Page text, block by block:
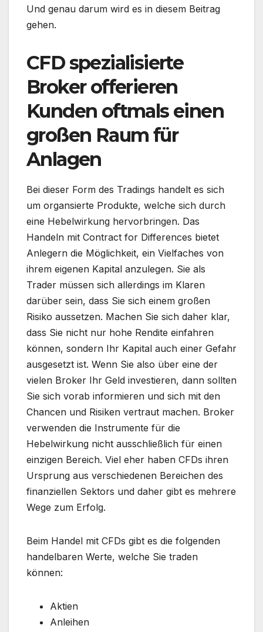
Und genau darum wird es in diesem Beitrag
gehen.
CFD spezialisierte
Broker offerieren
Kunden oftmals einen
großen Raum für
Anlagen
Bei dieser Form des Tradings handelt es sich
um organsierte Produkte, welche sich durch
eine Hebelwirkung hervorbringen. Das
Handeln mit Contract for Differences bietet
Anlegern die Möglichkeit, ein Vielfaches von
ihrem eigenen Kapital anzulegen. Sie als
Trader müssen sich allerdings im Klaren
darüber sein, dass Sie sich einem großen
Risiko aussetzen. Machen Sie sich daher klar,
dass Sie nicht nur hohe Rendite einfahren
können, sondern Ihr Kapital auch einer Gefahr
ausgesetzt ist. Wenn Sie also über eine der
vielen Broker Ihr Geld investieren, dann sollten
Sie sich vorab informieren und sich mit den
Chancen und Risiken vertraut machen. Broker
verwenden die Instrumente für die
Hebelwirkung nicht ausschließlich für einen
einzigen Bereich. Viel eher haben CFDs ihren
Ursprung aus verschiedenen Bereichen des
finanziellen Sektors und daher gibt es mehrere
Wege zum Erfolg.
Beim Handel mit CFDs gibt es die folgenden
handelbaren Werte, welche Sie traden
können:
Aktien
Anleihen